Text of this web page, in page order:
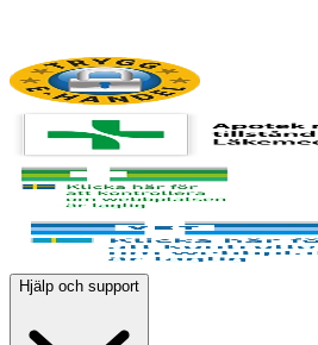
Hjälp och support